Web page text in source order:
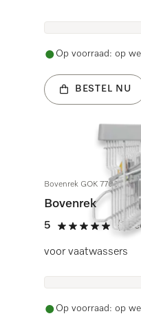
Op voorraad: op
BESTEL NU
Bovenrek GOK 7705
Bovenrek
5
5 sterren op 5
(1
voor vaatwassers
Op voorraad: op